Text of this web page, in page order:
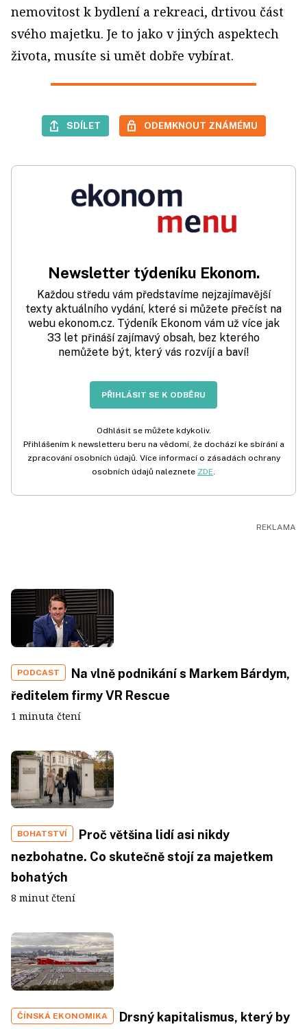
nemovitost k bydlení a rekreaci, drtivou část
svého majetku. Je to jako v jiných aspektech
života, musíte si umět dobře vybírat.
SDÍLET ODEMKNOUT ZNÁMÉMU
Newsletter týdeníku Ekonom.
Každou středu vám představíme nejzajímavější
texty aktuálního vydání, které si můžete přečíst na
webu ekonom.cz. Týdeník Ekonom vám už více jak
33 let přináší zajímavý obsah, bez kterého
nemůžete být, který vás rozvíjí a baví!
PŘIHLÁSIT SE K ODBĚRU
Odhlásit se můžete kdykoliv.
Přihlášením k newsletteru beru na vědomí, že dochází ke sbírání a
zpracování osobních údajů. Více informací o zásadách ochrany
osobních údajů naleznete ZDE.
PODCAST
Na vlně podnikání s Markem Bárdym,
ředitelem firmy VR Rescue
1 minuta čtení
BOHATSTVÍ
Proč většina lidí asi nikdy
nezbohatne. Co skutečně stojí za majetkem
bohatých
8 minut čtení
ČÍNSKÁ EKONOMIKA Drsný kapitalismus, který by